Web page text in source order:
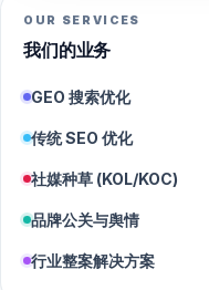
OUR SERVICES
我们的业务
GEO 搜索优化
传统 SEO 优化
社媒种草 (KOL/KOC)
品牌公关与舆情
行业整案解决方案